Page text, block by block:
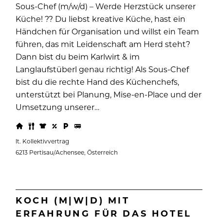
Sous-Chef (m/w/d) – Werde Herzstück unserer
Küche! ?? Du liebst kreative Küche, hast ein
Händchen für Organisation und willst ein Team
führen, das mit Leidenschaft am Herd steht?
Dann bist du beim Karlwirt & im
Langlaufstüberl genau richtig! Als Sous-Chef
bist du die rechte Hand des Küchenchefs,
unterstützt bei Planung, Mise-en-Place und der
Umsetzung unserer…
lt. Kollektivvertrag
6213 Pertisau/Achensee, Österreich
KOCH (M|W|D) MIT
ERFAHRUNG FÜR DAS HOTEL